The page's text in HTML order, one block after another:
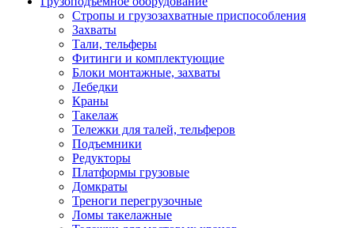
Стропы и грузозахватные приспособления
Захваты
Тали, тельферы
Фитинги и комплектующие
Блоки монтажные, захваты
Лебедки
Краны
Такелаж
Тележки для талей, тельферов
Подъемники
Редукторы
Платформы грузовые
Домкраты
Треноги перегрузочные
Ломы такелажные